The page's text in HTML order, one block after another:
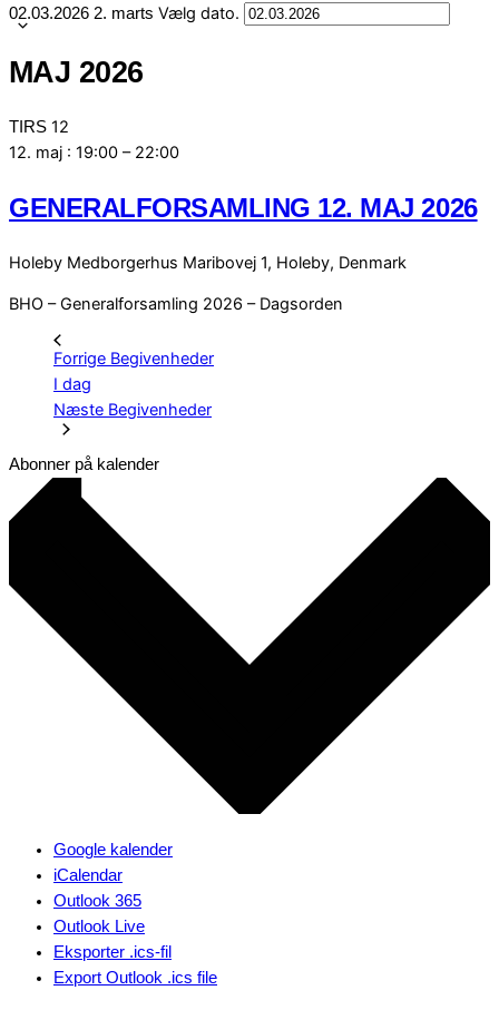
02.03.2026 2. marts Vælg dato.
MAJ 2026
TIRS 12
12. maj : 19:00 – 22:00
GENERALFORSAMLING 12. MAJ 2026
Holeby Medborgerhus Maribovej 1, Holeby, Denmark
BHO – Generalforsamling 2026 – Dagsorden
Forrige Begivenheder
I dag
Næste Begivenheder
Abonner på kalender
Google kalender
iCalendar
Outlook 365
Outlook Live
Eksporter .ics-fil
Export Outlook .ics file